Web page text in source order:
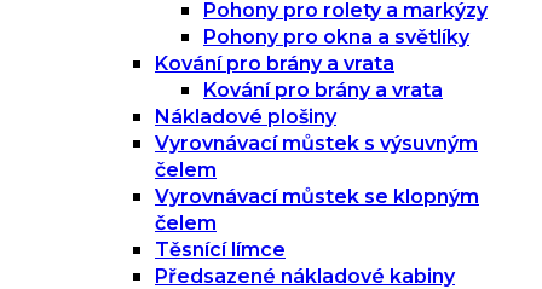
Pohony pro rolety a markýzy
Pohony pro okna a světlíky
Kování pro brány a vrata
Kování pro brány a vrata
Nákladové plošiny
Vyrovnávací můstek s výsuvným
čelem
Vyrovnávací můstek se klopným
čelem
Těsnící límce
Předsazené nákladové kabiny